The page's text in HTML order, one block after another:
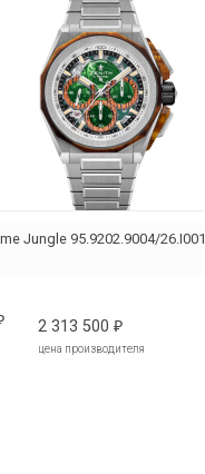
Jungle 95.9202.9004/26.I001
2 313 500 ₽
цена производителя